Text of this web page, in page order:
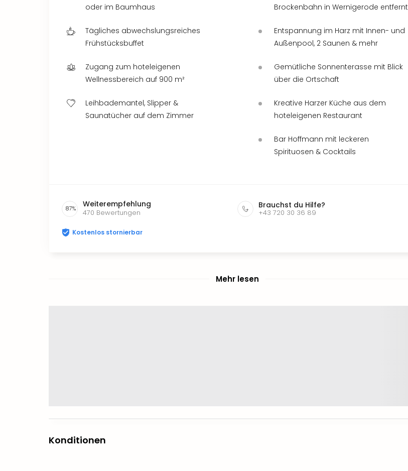
oder im Baumhaus
Tägliches abwechslungsreiches
Frühstücksbuffet
Zugang zum hoteleigenen
Wellnessbereich auf 900 m²
Leihbademantel, Slipper &
Saunatücher auf dem Zimmer
Brockenbahn in Wernigerode entfernt
Entspannung im Harz mit Innen- und
Außenpool, 2 Saunen & mehr
Gemütliche Sonnenterasse mit Blick
über die Ortschaft
Kreative Harzer Küche aus dem
hoteleigenen Restaurant
Bar Hoffmann mit leckeren
Spirituosen & Cocktails
87% Weiterempfehlung
470 Bewertungen
Brauchst du Hilfe?
+43 720 30 36 89
Kostenlos stornierbar
Mehr lesen
Konditionen